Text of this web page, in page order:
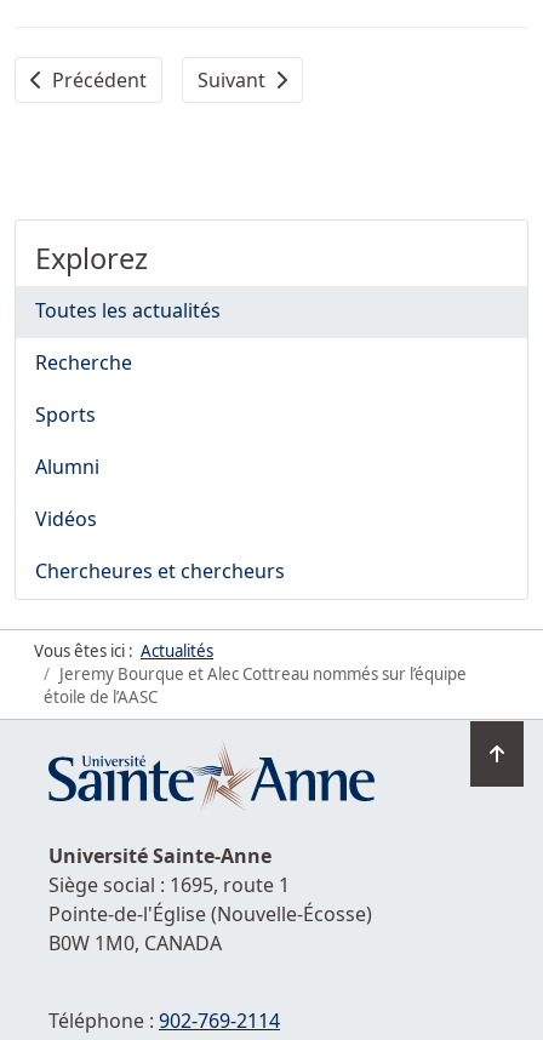
Article précédent : Invitation au colloque étudiant «
Précédent Article suivant : Whitney Doucet se
Suivant
Explorez
Toutes les actualités
Recherche
Sports
Alumni
Vidéos
Chercheures et chercheurs
Vous êtes ici : Actualités
Jeremy Bourque et Alec Cottreau nommés sur l’équipe
étoile de l’AASC
en
UniversitéSainte-Anne
Siège social : 1695, route 1
Pointe-de-l'Église(Nouvelle-Écosse)
B0W 1M0, CANADA
Téléphone : 902-769-2114